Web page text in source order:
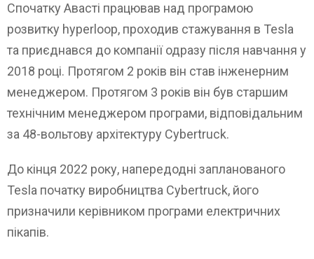
Спочатку Авасті працював над програмою
розвитку hyperloop, проходив стажування в Tesla
та приєднався до компанії одразу після навчання у
2018 році. Протягом 2 років він став інженерним
менеджером. Протягом 3 років він був старшим
технічним менеджером програми, відповідальним
за 48-вольтову архітектуру Cybertruck.
До кінця 2022 року, напередодні запланованого
Tesla початку виробництва Cybertruck, його
призначили керівником програми електричних
пікапів.